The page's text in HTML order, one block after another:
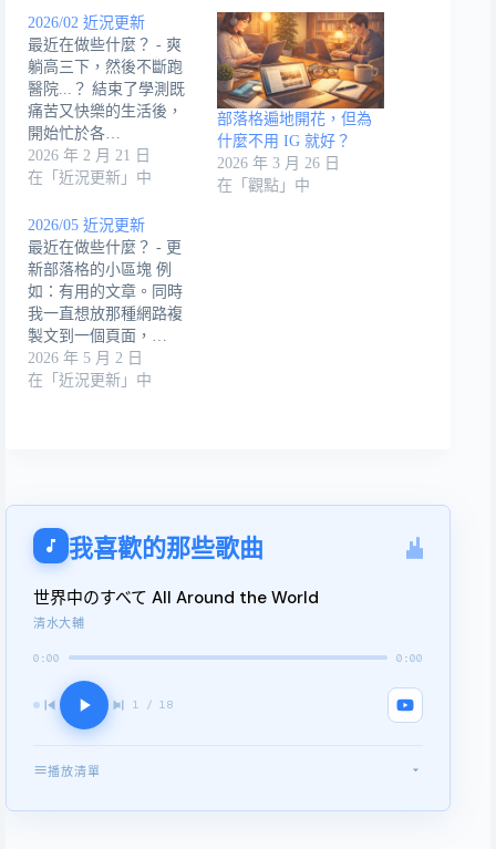
2026/02 近況更新
最近在做些什麼？ - 爽
躺高三下，然後不斷跑
醫院...？ 結束了學測既
痛苦又快樂的生活後，
開始忙於各…
2026 年 2 月 21 日
在「近況更新」中
部落格遍地開花，但為
什麼不用 IG 就好？
2026 年 3 月 26 日
在「觀點」中
2026/05 近況更新
最近在做些什麼？ - 更
新部落格的小區塊 例
如：有用的文章。同時
我一直想放那種網路複
製文到一個頁面，…
2026 年 5 月 2 日
在「近況更新」中
我喜歡的那些歌曲
世界中のすべて All Around the World
清水大輔
0:00 0:00
1 / 18
播放清單
世界中のすべて All Around the World